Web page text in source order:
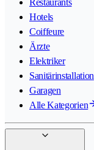
Hotels
Coiffeure
Ärzte
Elektriker
Sanitärinstallation
Garagen
Alle Kategorien